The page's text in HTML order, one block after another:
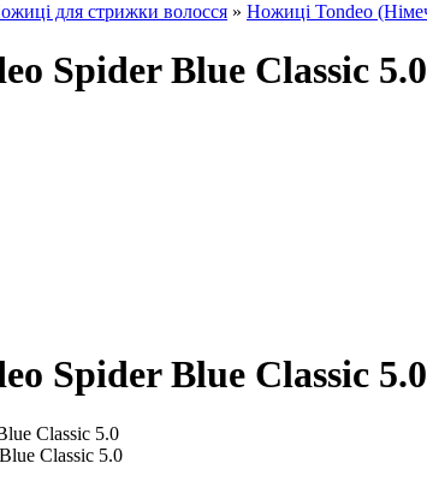
для стрижки волосся » Ножиці Tondeo
Spider Blue Classic 5.0
Spider Blue Classic
Classic 5.0
Classic 5.0